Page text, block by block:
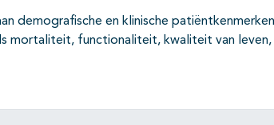
demografische en klinische
mortaliteit, functionaliteit, kwaliteit van